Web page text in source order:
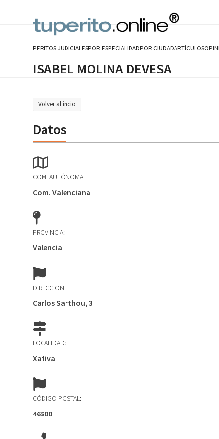
PERITOS JUDICIALESPOR ESPECIALIDADPOR CIUDADARTÍCULOS
ISABEL MOLINA DEVESA
Volver al incio
Datos
COM. AUTÓNOMA:
Com. Valenciana
PROVINCIA:
Valencia
DIRECCION:
Carlos Sarthou, 3
LOCALIDAD:
Xativa
CÓDIGO POSTAL:
46800